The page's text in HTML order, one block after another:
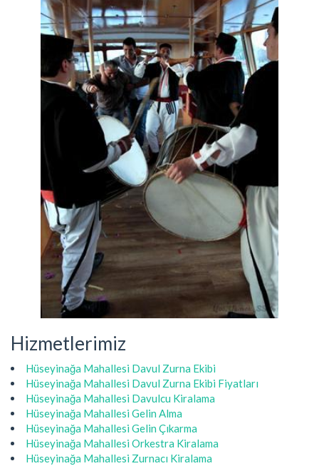
Hizmetlerimiz
Hüseyinağa Mahallesi Davul Zurna Ekibi
Hüseyinağa Mahallesi Davul Zurna Ekibi Fiyatları
Hüseyinağa Mahallesi Davulcu Kiralama
Hüseyinağa Mahallesi Gelin Alma
Hüseyinağa Mahallesi Gelin Çıkarma
Hüseyinağa Mahallesi Orkestra Kiralama
Hüseyinağa Mahallesi Zurnacı Kiralama